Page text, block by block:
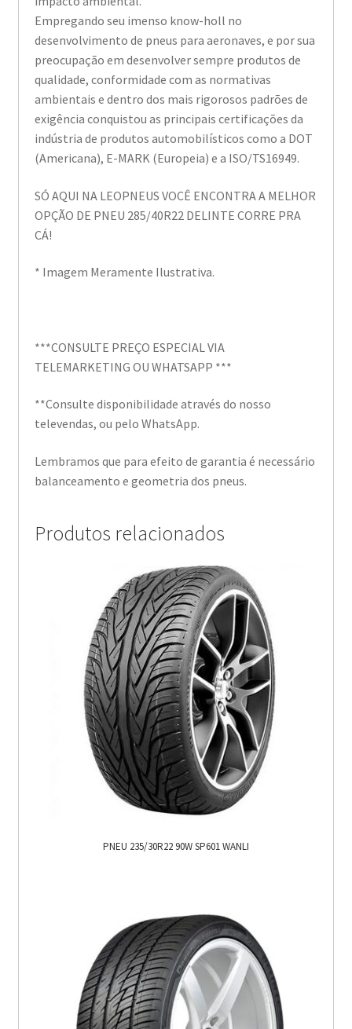
Empregando seu imenso know-holl no
desenvolvimento de pneus para aeronaves, e por sua
preocupação em desenvolver sempre produtos de
qualidade, conformidade com as normativas
ambientais e dentro dos mais rigorosos padrões de
exigência conquistou as principais certificações da
indústria de produtos automobilísticos como a DOT
(Americana), E-MARK (Europeia) e a ISO/TS16949.
SÓ AQUI NA LEOPNEUS VOCÊ ENCONTRA A MELHOR
OPÇÃO DE PNEU 285/40R22 DELINTE CORRE PRA
CÁ!
* Imagem Meramente Ilustrativa.
***CONSULTE PREÇO ESPECIAL VIA
TELEMARKETING OU WHATSAPP ***
**Consulte disponibilidade através do nosso
televendas, ou pelo WhatsApp.
Lembramos que para efeito de garantia é necessário
balanceamento e geometria dos pneus.
Produtos relacionados
PNEU 235/30R22 90W SP601 WANLI